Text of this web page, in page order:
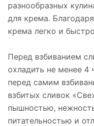
разнообразных
для крема.
крема легко и
Перед взбиванием
охладить не менее 4
перед самим
взбитых сливок
пышностью,
питательностью и